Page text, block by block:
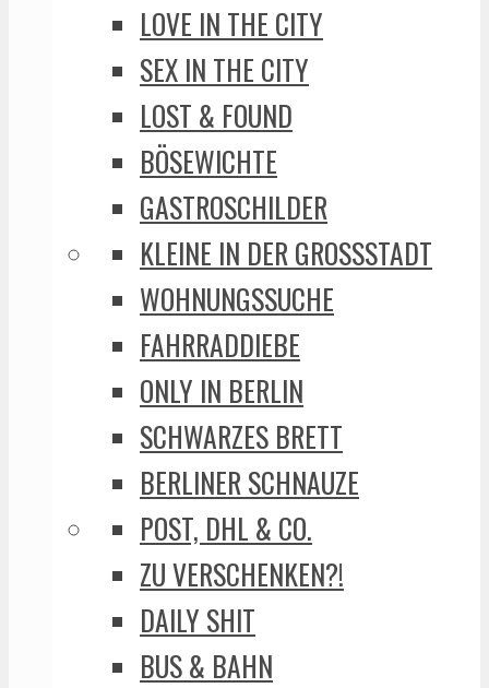
LOVE IN THE CITY
SEX IN THE CITY
LOST & FOUND
BÖSEWICHTE
GASTROSCHILDER
KLEINE IN DER GROSSSTADT
WOHNUNGSSUCHE
FAHRRADDIEBE
ONLY IN BERLIN
SCHWARZES BRETT
BERLINER SCHNAUZE
POST, DHL & CO.
ZU VERSCHENKEN?!
DAILY SHIT
BUS & BAHN